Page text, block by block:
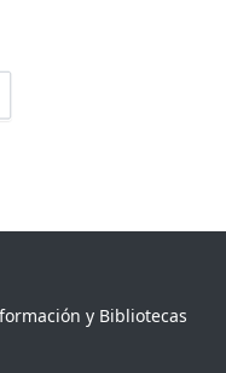
y Bibliotecas